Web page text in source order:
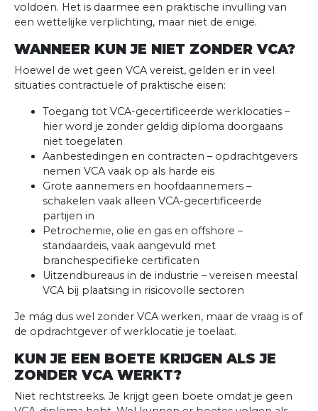
voldoen. Het is daarmee een praktische invulling van
een wettelijke verplichting, maar niet de enige.
WANNEER KUN JE NIET ZONDER VCA?
Hoewel de wet geen VCA vereist, gelden er in veel
situaties contractuele of praktische eisen:
Toegang tot VCA-gecertificeerde werklocaties –
hier word je zonder geldig diploma doorgaans
niet toegelaten
Aanbestedingen en contracten – opdrachtgevers
nemen VCA vaak op als harde eis
Grote aannemers en hoofdaannemers –
schakelen vaak alleen VCA-gecertificeerde
partijen in
Petrochemie, olie en gas en offshore –
standaardeis, vaak aangevuld met
branchespecifieke certificaten
Uitzendbureaus in de industrie – vereisen meestal
VCA bij plaatsing in risicovolle sectoren
Je mág dus wel zonder VCA werken, maar de vraag is of
de opdrachtgever of werklocatie je toelaat.
KUN JE EEN BOETE KRIJGEN ALS JE
ZONDER VCA WERKT?
Niet rechtstreeks. Je krijgt geen boete omdat je geen